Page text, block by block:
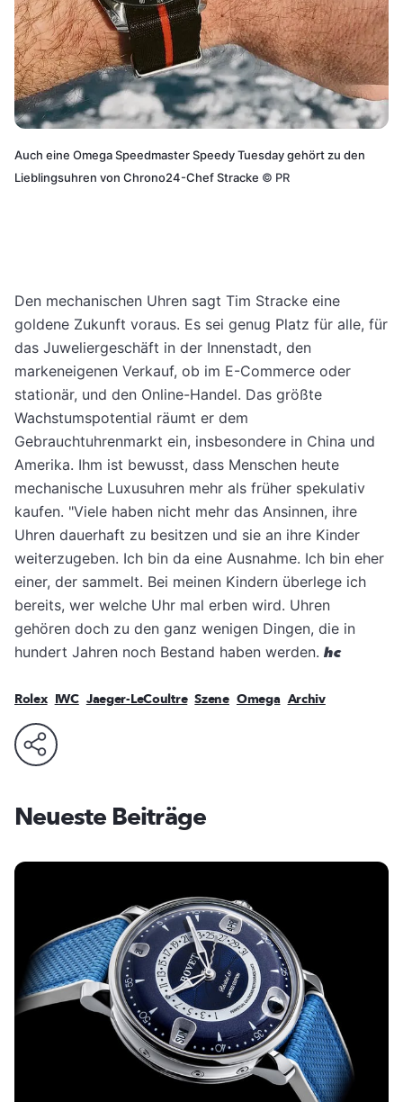
Auch eine Omega Speedmaster Speedy Tuesday gehört zu den
Lieblingsuhren von Chrono24-Chef Stracke © PR
Den mechanischen Uhren sagt Tim Stracke eine
goldene Zukunft voraus. Es sei genug Platz für alle, für
das Juweliergeschäft in der Innenstadt, den
markeneigenen Verkauf, ob im E-Commerce oder
stationär, und den Online-Handel. Das größte
Wachstumspotential räumt er dem
Gebrauchtuhrenmarkt ein, insbesondere in China und
Amerika. Ihm ist bewusst, dass Menschen heute
mechanische Luxusuhren mehr als früher spekulativ
kaufen. "Viele haben nicht mehr das Ansinnen, ihre
Uhren dauerhaft zu besitzen und sie an ihre Kinder
weiterzugeben. Ich bin da eine Ausnahme. Ich bin eher
einer, der sammelt. Bei meinen Kindern überlege ich
bereits, wer welche Uhr mal erben wird. Uhren
gehören doch zu den ganz wenigen Dingen, die in
hundert Jahren noch Bestand haben werden. hc
Rolex IWC Jaeger-LeCoultre Szene Omega Archiv
Neueste Beiträge